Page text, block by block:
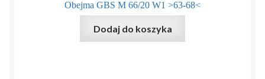
Obejma GBS M 66/20 W1 >63-68<
Dodaj do koszyka